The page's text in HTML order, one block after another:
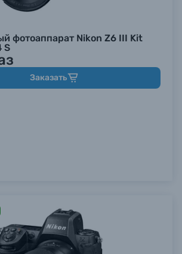
фотоаппарат Nikon Z6 III Kit
S
Заказать